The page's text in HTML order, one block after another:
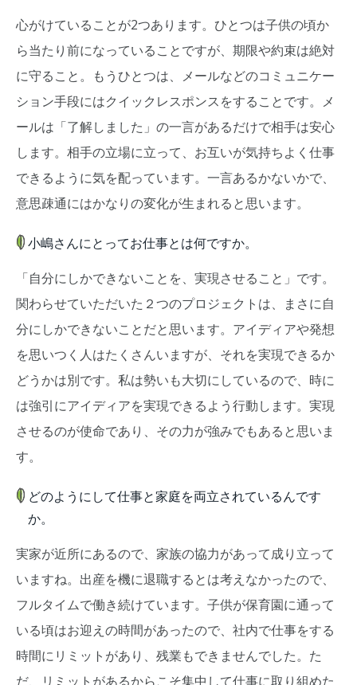
心がけていることが2つあります。ひとつは子供の頃か
ら当たり前になっていることですが、期限や約束は絶対
に守ること。もうひとつは、メールなどのコミュニケー
ション手段にはクイックレスポンスをすることです。メ
ールは「了解しました」の一言があるだけで相手は安心
します。相手の立場に立って、お互いが気持ちよく仕事
できるように気を配っています。一言あるかないかで、
意思疎通にはかなりの変化が生まれると思います。
小嶋さんにとってお仕事とは何ですか。
「自分にしかできないことを、実現させること」です。
関わらせていただいた２つのプロジェクトは、まさに自
分にしかできないことだと思います。アイディアや発想
を思いつく人はたくさんいますが、それを実現できるか
どうかは別です。私は勢いも大切にしているので、時に
は強引にアイディアを実現できるよう行動します。実現
させるのが使命であり、その力が強みでもあると思いま
す。
どのようにして仕事と家庭を両立されているんです
か。
実家が近所にあるので、家族の協力があって成り立って
いますね。出産を機に退職するとは考えなかったので、
フルタイムで働き続けています。子供が保育園に通って
いる頃はお迎えの時間があったので、社内で仕事をする
時間にリミットがあり、残業もできませんでした。た
だ、リミットがあるからこそ集中して仕事に取り組めた